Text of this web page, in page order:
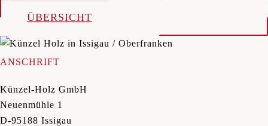
ÜBERSICHT
ANSCHRIFT
Künzel-Holz GmbH
Neuenmühle 1
D-95188 Issigau